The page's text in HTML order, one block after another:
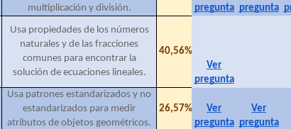
multiplicación y división.
pregunta pregunta
Usa propiedades de los números
naturales y de las fracciones
comunes para encontrar la
solución de ecuaciones lineales.
40,56%
Ver
pregunta
Usa patrones estandarizados y no
estandarizados para medir
atributos de objetos geométricos.
26,57%
Ver
pregunta
Ver
pregunta